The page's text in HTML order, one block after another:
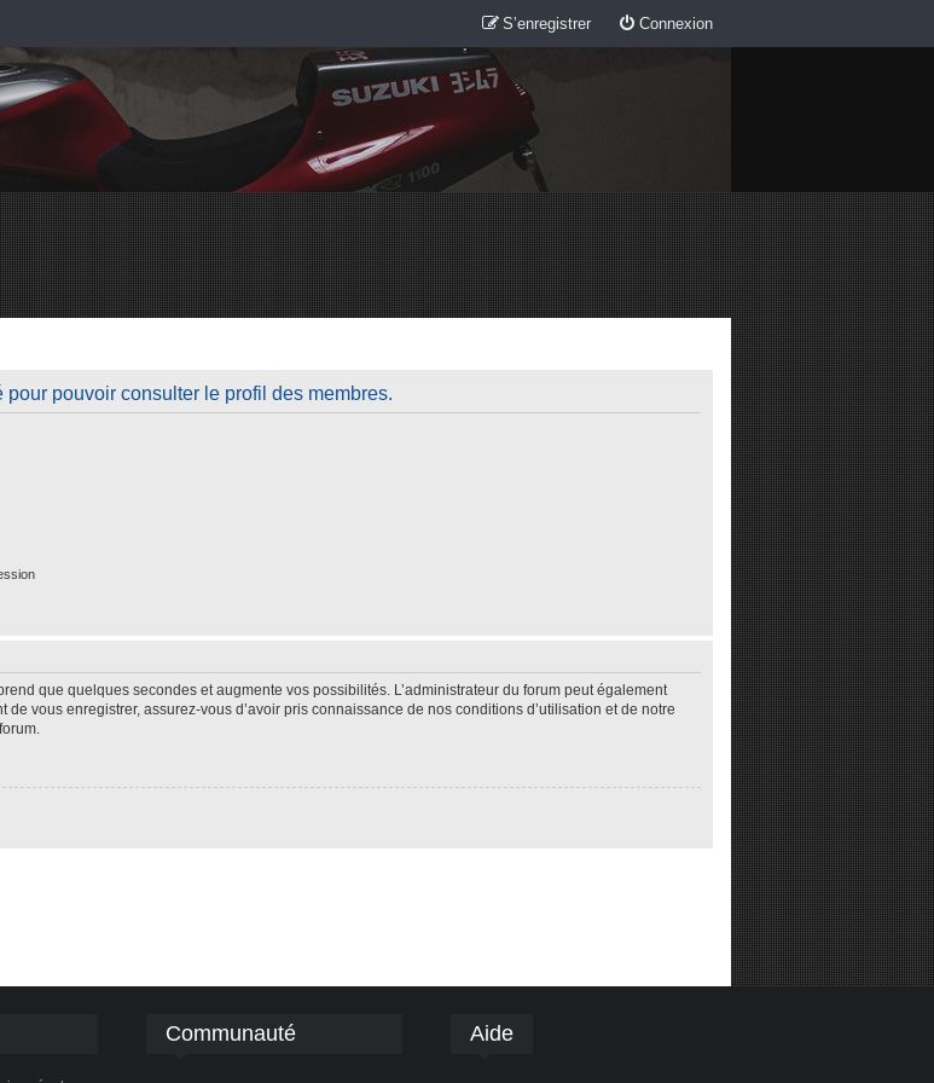
Connexion
S’enregistrer
pouvoir consulter le profil des membres.
que quelques secondes et augmente vos possibilités. L’administrateur du forum peut également
vous enregistrer, assurez-vous d’avoir pris connaissance de nos conditions d’utilisation et de notre
Communauté Aide